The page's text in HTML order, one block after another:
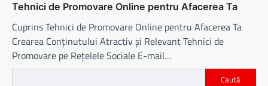
Tehnici de Promovare Online pentru Afacerea Ta
Cuprins Tehnici de Promovare Online pentru Afacerea Ta
Crearea Conținutului Atractiv și Relevant Tehnici de
Promovare pe Rețelele Sociale E-mail…
Caută